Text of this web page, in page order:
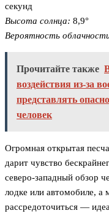
секунд
Высота солнца: 8,9°
Вероятность
Прочитайте также
воздействия из-за
представлять
человек
Огромная открытая
дарит чувство
северо-западный обзор
лодке или автомобиле, а
рассредоточиться —